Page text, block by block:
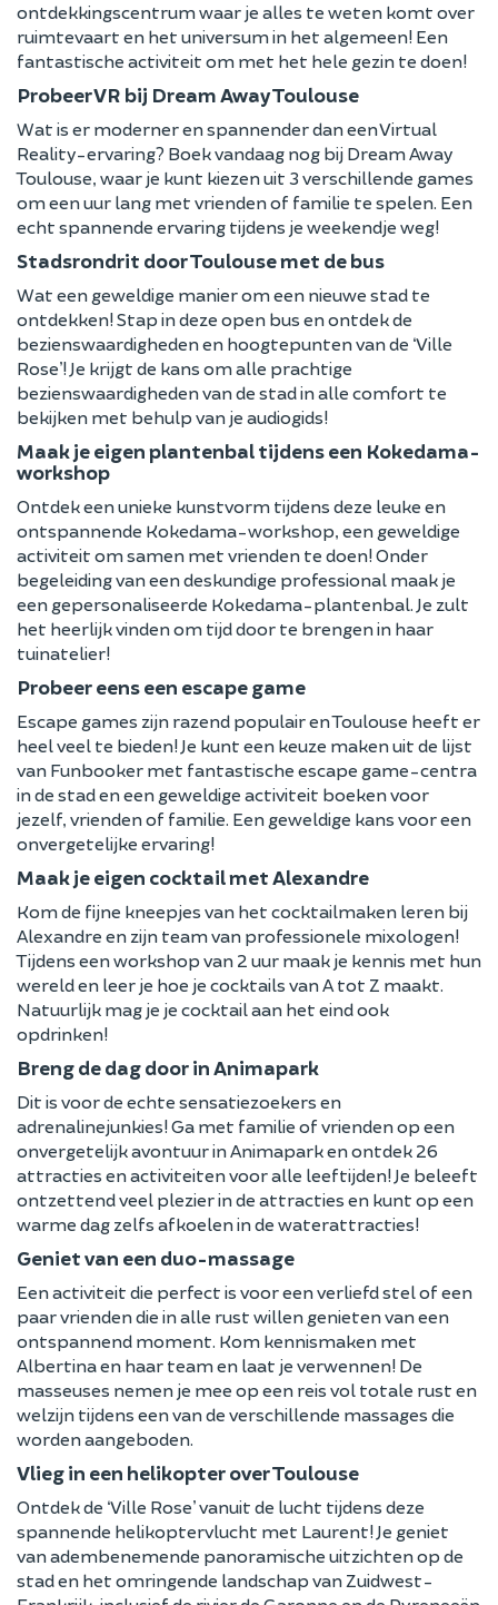
ontdekkingscentrum waar je alles te weten komt over
ruimtevaart en het universum in het algemeen! Een
fantastische activiteit om met het hele gezin te doen!
Probeer VR bij Dream Away Toulouse
Wat is er moderner en spannender dan een Virtual
Reality-ervaring? Boek vandaag nog bij Dream Away
Toulouse, waar je kunt kiezen uit 3 verschillende games
om een uur lang met vrienden of familie te spelen. Een
echt spannende ervaring tijdens je weekendje weg!
Stadsrondrit door Toulouse met de bus
Wat een geweldige manier om een nieuwe stad te
ontdekken! Stap in deze open bus en ontdek de
bezienswaardigheden en hoogtepunten van de ‘Ville
Rose’! Je krijgt de kans om alle prachtige
bezienswaardigheden van de stad in alle comfort te
bekijken met behulp van je audiogids!
Maak je eigen plantenbal tijdens een Kokedama-
workshop
Ontdek een unieke kunstvorm tijdens deze leuke en
ontspannende Kokedama-workshop, een geweldige
activiteit om samen met vrienden te doen! Onder
begeleiding van een deskundige professional maak je
een gepersonaliseerde Kokedama-plantenbal. Je zult
het heerlijk vinden om tijd door te brengen in haar
tuinatelier!
Probeer eens een escape game
Escape games zijn razend populair en Toulouse heeft er
heel veel te bieden! Je kunt een keuze maken uit de lijst
van Funbooker met fantastische escape game-centra
in de stad en een geweldige activiteit boeken voor
jezelf, vrienden of familie. Een geweldige kans voor een
onvergetelijke ervaring!
Maak je eigen cocktail met Alexandre
Kom de fijne kneepjes van het cocktailmaken leren bij
Alexandre en zijn team van professionele mixologen!
Tijdens een workshop van 2 uur maak je kennis met hun
wereld en leer je hoe je cocktails van A tot Z maakt.
Natuurlijk mag je je cocktail aan het eind ook
opdrinken!
Breng de dag door in Animapark
Dit is voor de echte sensatiezoekers en
adrenalinejunkies! Ga met familie of vrienden op een
onvergetelijk avontuur in Animapark en ontdek 26
attracties en activiteiten voor alle leeftijden! Je beleeft
ontzettend veel plezier in de attracties en kunt op een
warme dag zelfs afkoelen in de waterattracties!
Geniet van een duo-massage
Een activiteit die perfect is voor een verliefd stel of een
paar vrienden die in alle rust willen genieten van een
ontspannend moment. Kom kennismaken met
Albertina en haar team en laat je verwennen! De
masseuses nemen je mee op een reis vol totale rust en
welzijn tijdens een van de verschillende massages die
worden aangeboden.
Vlieg in een helikopter over Toulouse
Ontdek de ‘Ville Rose’ vanuit de lucht tijdens deze
spannende helikoptervlucht met Laurent! Je geniet
van adembenemende panoramische uitzichten op de
stad en het omringende landschap van Zuidwest-